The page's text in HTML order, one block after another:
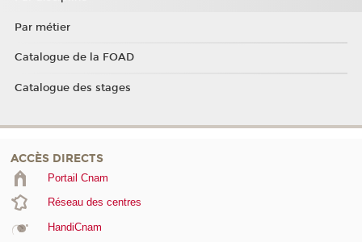
Par métier
Catalogue de la FOAD
Catalogue des stages
ACCÈS DIRECTS
Portail Cnam
Réseau des centres
HandiCnam